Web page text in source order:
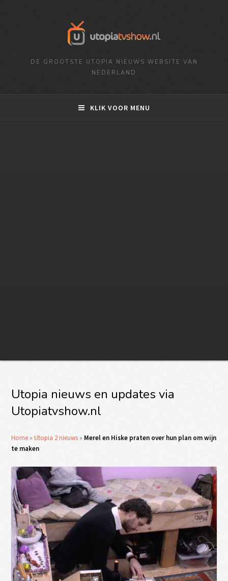
DE GROOTSTE UTOPIA NIEUWS WEBSITE VAN
NEDERLAND
KLIK VOOR MENU
Utopia nieuws en updates via
Utopiatvshow.nl
Home »Utopia 2 nieuws » Merel en Hiske praten over hun plan om wijn
te maken